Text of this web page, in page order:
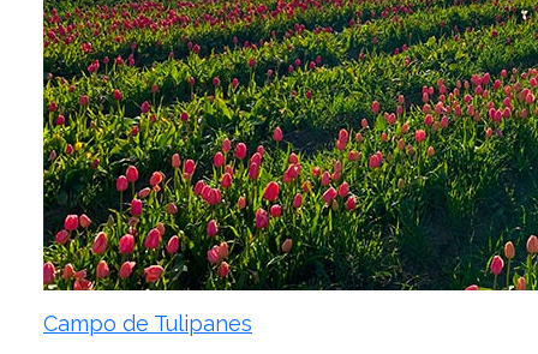
Campo de Tulipanes